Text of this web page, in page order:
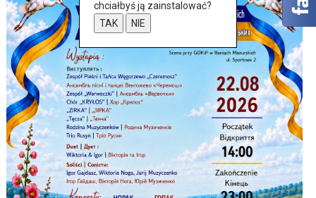
chciałbyś ją zainstalować?
TAK
NIE